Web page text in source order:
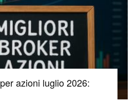
azioni luglio 2026: